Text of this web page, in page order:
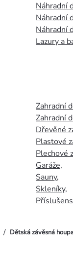
Náhradní
Náhradní
Náhradní
Lazury a
Zahradní
Zahradní
Dřevěné
Plastové
Plechové
Garáže,
Sauny,
Skleníky,
/ Dětská závěsná